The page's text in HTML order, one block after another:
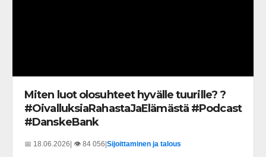
Miten luot olosuhteet hyvälle tuurille? ?
#OivalluksiaRahastaJaElämästä #Podcast
#DanskeBank
📅 18.06.2026 | 👁️ 84 056 Sijoittaminen ja talous